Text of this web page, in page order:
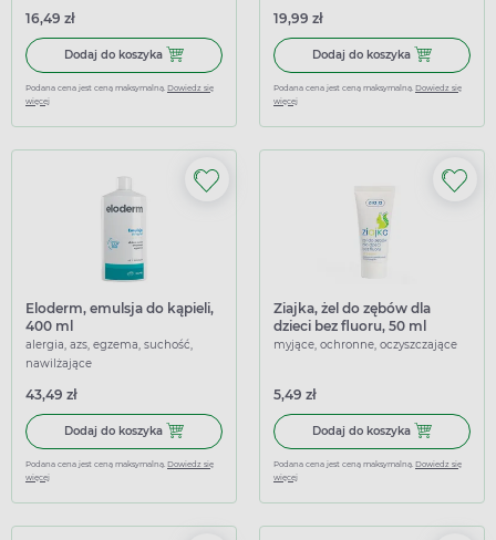
łagodzące
16,49 zł
Dodaj do koszyka Dodaj do koszyka Linomag, krem z tlenkiem cynku i
Podana cena jest ceną maksymalną. Dowiedz się
więcej
19,99 zł
Dodaj do koszyka Dodaj do
Podana cena jest ceną maksymalną. Dowiedz się
więcej
Eloderm, emulsja do kąpieli,
400 ml
alergia, azs, egzema, suchość,
nawilżające
43,49 zł
Dodaj do koszyka Dodaj do koszyka Eloderm, emulsja do kąpieli, 400 ml
Podana cena jest ceną maksymalną. Dowiedz się
więcej
Ziajka, żel do zębów dla
dzieci bez fluoru, 50 ml
myjące, ochronne, oczyszczające
5,49 zł
Dodaj do koszyka Dodaj do
Podana cena jest ceną maksymalną. Dowiedz się
więcej